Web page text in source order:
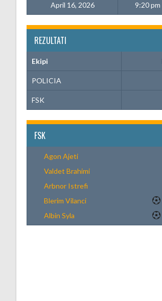
April 16, 2026 9:20 pm
REZULTATI
Ekipi
POLICIA
FSK
FSK
Agon Ajeti
Valdet Brahimi
Arbnor Istrefi
Blerim Vilanci
Albin Syla